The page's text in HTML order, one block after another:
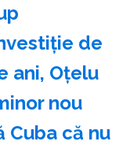
de
ani, Oțelu
nou
Cuba că nu